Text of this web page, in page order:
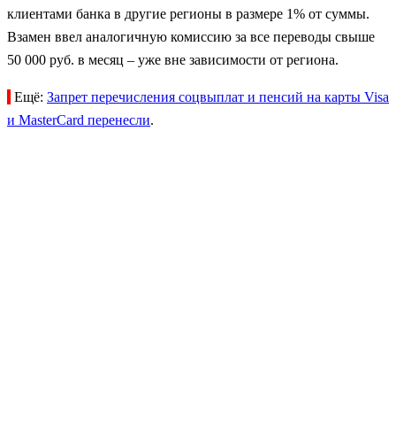
клиентами банка в другие регионы в размере 1% от суммы.
Взамен ввел аналогичную комиссию за все переводы свыше
50 000 руб. в месяц – уже вне зависимости от региона.
Ещё: Запрет перечисления соцвыплат и пенсий на карты Visa
и MasterCard перенесли.